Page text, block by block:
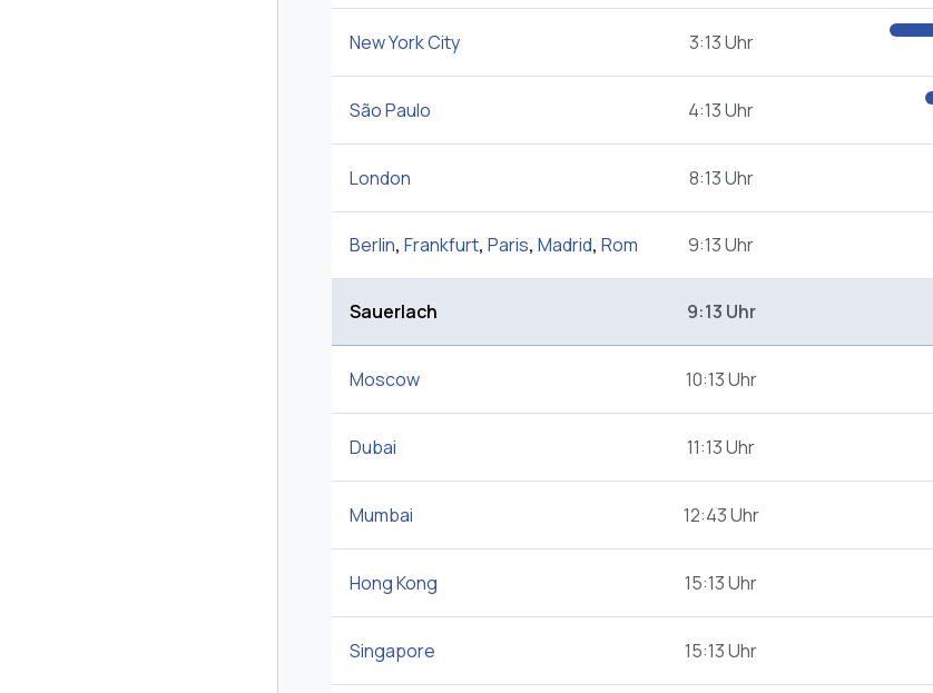
New York City 3:13 Uhr
São Paulo 4:13 Uhr
London 8:13 Uhr
Berlin, Frankfurt, Paris, Madrid, Rom 9:13 Uhr
Sauerlach 9:13 Uhr
Moscow 10:13 Uhr
Dubai 11:13 Uhr
Mumbai 12:43 Uhr
Hong Kong 15:13 Uhr
Singapore 15:13 Uhr